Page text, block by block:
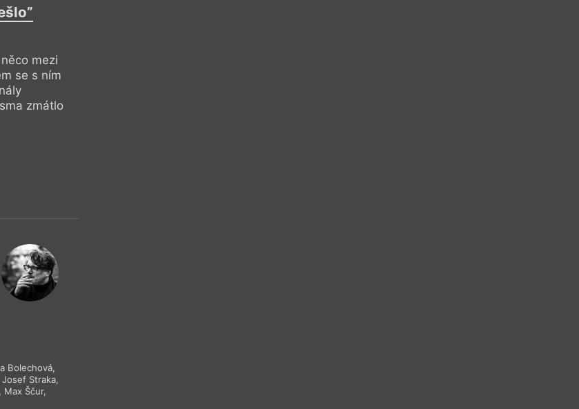
mezi
se s ním
zmátlo
Bolechová,
Josef Straka,
, Max Ščur,